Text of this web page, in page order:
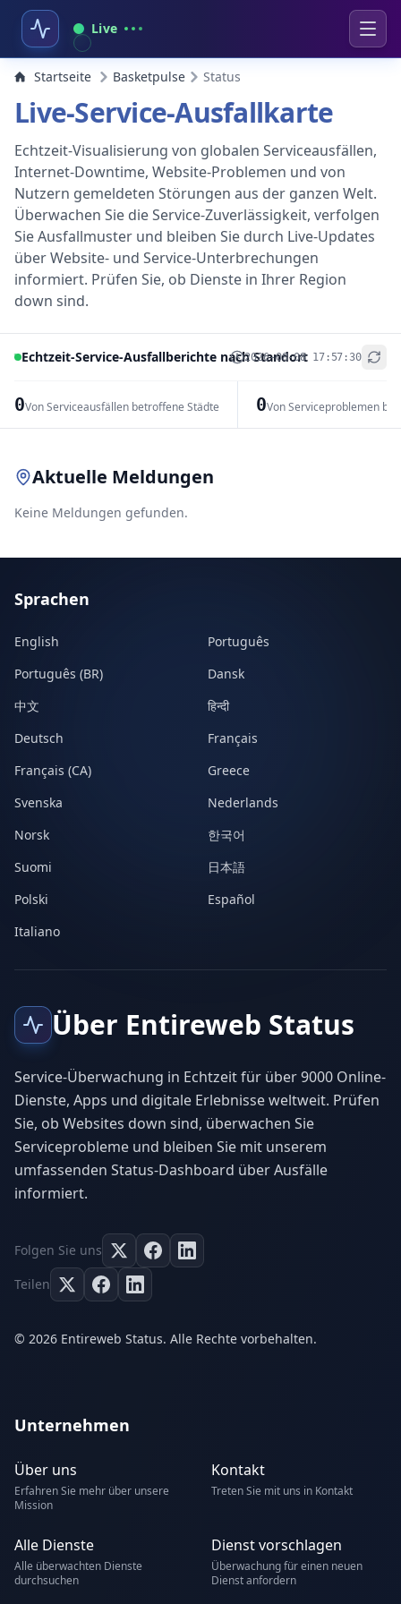
Live
Startseite Basketpulse Status
Live-Service-Ausfallkarte
Echtzeit-Visualisierung von globalen Serviceausfällen,
Internet-Downtime, Website-Problemen und von
Nutzern gemeldeten Störungen aus der ganzen Welt.
Überwachen Sie die Service-Zuverlässigkeit, verfolgen
Sie Ausfallmuster und bleiben Sie durch Live-Updates
über Website- und Service-Unterbrechungen
informiert. Prüfen Sie, ob Dienste in Ihrer Region
down sind.
Echtzeit-Service-Ausfallberichte nach Standort
2026-08-08 17:57:30
0Von Serviceausfällen betroffene Städte 0Von Serviceproblemen
+
Aktuelle Meldungen
Keine Meldungen gefunden.
Sprachen
English
Português
Português (BR)
Dansk
中文
हिन्दी
Deutsch
Français
Français (CA)
Greece
Svenska
Nederlands
Norsk
한국어
Suomi
日本語
Polski
Español
Italiano
Über Entireweb Status
Service-Überwachung in Echtzeit für über 9000 Online-
Dienste, Apps und digitale Erlebnisse weltweit. Prüfen
Sie, ob Websites down sind, überwachen Sie
Serviceprobleme und bleiben Sie mit unserem
umfassenden Status-Dashboard über Ausfälle
informiert.
Folgen Sie uns
Teilen
© 2026 Entireweb Status. Alle Rechte vorbehalten.
Unternehmen
Über uns
Erfahren Sie mehr über unsere
Mission
Kontakt
Treten Sie mit uns in Kontakt
Alle Dienste
Alle überwachten Dienste
durchsuchen
Dienst vorschlagen
Überwachung für einen neuen
Dienst anfordern